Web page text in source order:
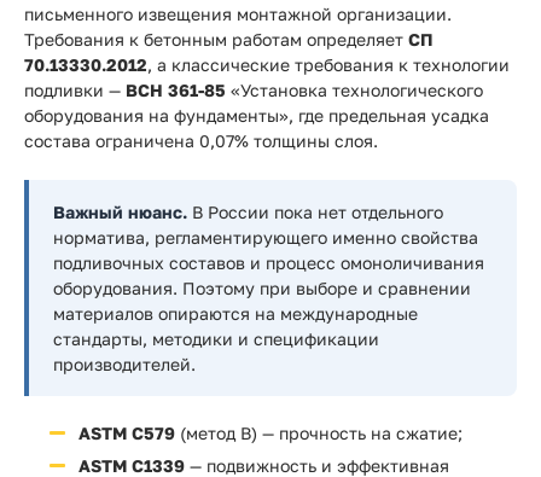
письменного извещения монтажной организации.
Требования к бетонным работам определяет СП
70.13330.2012, а классические требования к технологии
подливки — ВСН 361-85 «Установка технологического
оборудования на фундаменты», где предельная усадка
состава ограничена 0,07% толщины слоя.
Важный нюанс. В России пока нет отдельного
норматива, регламентирующего именно свойства
подливочных составов и процесс омоноличивания
оборудования. Поэтому при выборе и сравнении
материалов опираются на международные
стандарты, методики и спецификации
производителей.
ASTM C579 (метод B) — прочность на сжатие;
ASTM C1339 — подвижность и эффективная